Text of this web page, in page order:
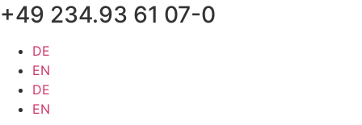
+49 234.93 61 07-0
DE
EN
DE
EN